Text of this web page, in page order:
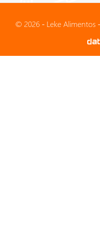
© 2026 - Leke Alimentos